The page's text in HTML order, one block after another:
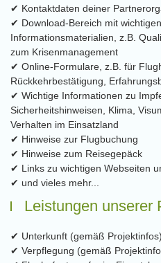
✔ Kontaktdaten deiner
✔ Download-Bereich mit
Informationsmaterialien, z.B.
zum Krisenmanagement
✔ Online-Formulare, z.B. für
Rückkehrbestätigung,
✔ Wichtige Informationen zu
Sicherheitshinweisen, Klima,
Verhalten im Einsatzland
✔ Hinweise zur Flugbuchung
✔ Hinweise zum Reisegepäck
✔ Links zu wichtigen Webseiten
✔ und vieles mehr...
Leistungen unserer
✔ Unterkunft (gemäß Projektinfos)
✔ Verpflegung (gemäß